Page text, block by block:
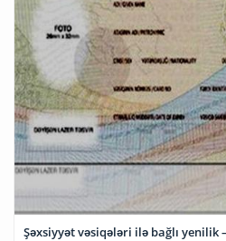
Şəxsiyyət vəsiqələri ilə bağlı